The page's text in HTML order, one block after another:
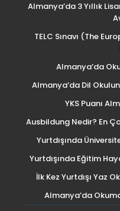
Almanya’da 3 Yıllık
TELC Sınavı (The
Almanya’da
Almanya’da Dil
YKS Puanı
Ausbildung Nedir? En
Yurtdışında
Yurtdışında Eğitim
İlk Kez Yurtdışı Yaz
Almanya’da